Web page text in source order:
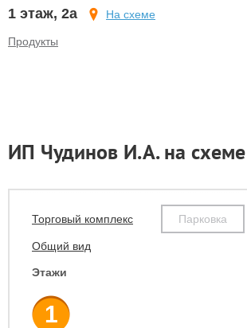
1 этаж, 2а На схеме
Продукты
ИП Чудинов И.А. на схеме
Торговый комплекс Парковка
Общий вид
Этажи
1